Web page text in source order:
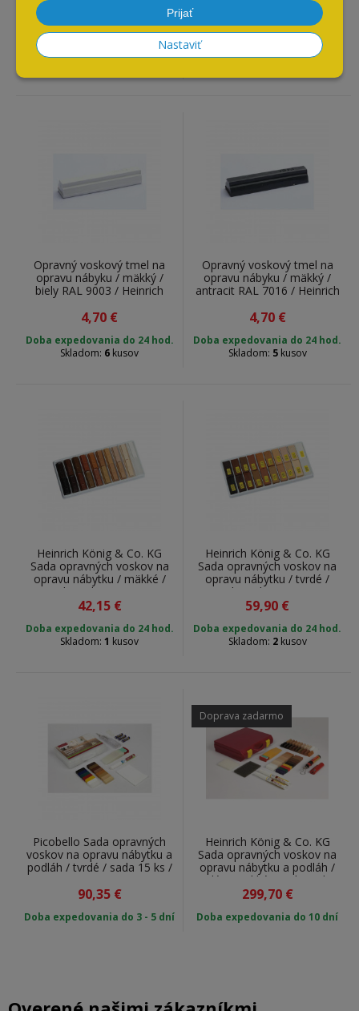
Prijať
Nastaviť
König & Co. KG / 1409005 /
5 g
4,70€
Doba expedovania do 24 hod.
Co. KG / 140000158 / 5 g
4,70€
Doba expedovania do 24 hod.
Opravný voskový tmel na
opravu nábyku / mäkký /
biely RAL 9003 / Heinrich
König & Co. KG / 1409003 /
5 g
4,70 €
Doba expedovania do 24 hod.
Skladom: 6 kusov
Opravný voskový tmel na
opravu nábyku / mäkký /
antracit RAL 7016 / Heinrich
5 g
4,70 €
Doba expedovania do 24 hod.
Skladom: 5kusov
Heinrich König & Co. KG
Sada opravných voskov na
opravu nábytku / mäkké /
sada 20 ks / 140720
42,15 €
Doba expedovania do 24 hod.
Skladom: 1 kusov
Heinrich König & Co. KG
Sada opravných voskov na
opravu nábytku / tvrdé /
sada 20 ks / 141720
59,90 €
Doba expedovania do 24 hod.
Skladom: 2kusov
Picobello Sada opravných
voskov na opravu nábytku a
podláh / tvrdé / sada 15 ks /
90,35 €
Doba expedovania do 3 - 5 dní
Doprava zadarmo
Heinrich König & Co. KG
Sada opravných voskov na
opravu nábytku a podláh /
tvrdé + mäkké / sada 40 ks /
613339
299,70 €
Doba expedovania do 10 dní